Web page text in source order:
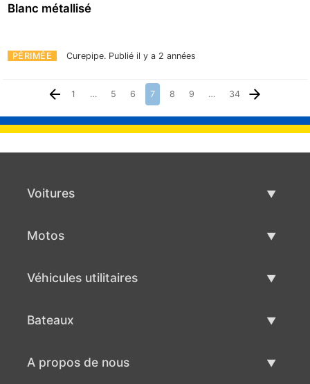
PÉRIMÉE Curepipe. Publié il y a 2 années
Blanc métallisé
1 … 5 6 7 8 9 … 34
Voitures
Motos
Véhicules utilitaires
Bateaux
A propos de nous